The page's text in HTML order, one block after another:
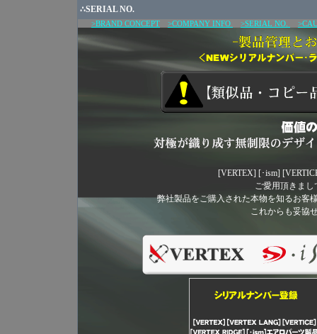
∴SERIAL NO.
>BRAND CONCEPT >COMPANY INFO >SERIAL NO.
[VERTEX] [･ism]
ご愛用頂きま
弊社製品をご購入された本物を知るお客
これからも妥協